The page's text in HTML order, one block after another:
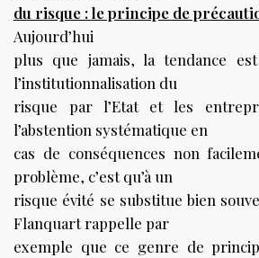
du risque : le principe de
Aujourd’hui
plus que jamais, la tendance
l’institutionnalisation du
risque par l’Etat et les
l’abstention systématique en
cas de conséquences non
problème, c’est qu’à un
risque évité se substitue bien
Flanquart rappelle par
exemple que ce genre de